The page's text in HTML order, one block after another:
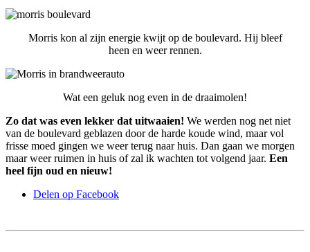
Morris kon al zijn energie kwijt op de boulevard. Hij bleef
heen en weer rennen.
Wat een geluk nog even in de draaimolen!
Zo dat was even lekker dat uitwaaien! We werden nog net niet
van de boulevard geblazen door de harde koude wind, maar vol
frisse moed gingen we weer terug naar huis. Dan gaan we morgen
maar weer ruimen in huis of zal ik wachten tot volgend jaar. Een
heel fijn oud en nieuw!
Delen op Facebook